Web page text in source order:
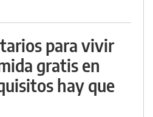
para vivir
gratis en
hay que